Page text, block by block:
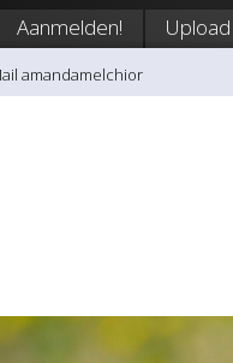
Aanmelden! Upload
amandamelchior